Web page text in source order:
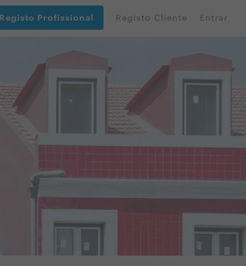
Registo Profissional Registo Cliente Entrar